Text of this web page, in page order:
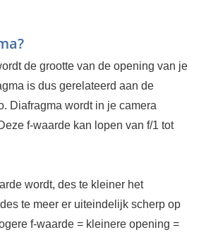
de grootte van de opening van je
is dus gerelateerd aan de
Diafragma wordt in je camera
f-waarde kan lopen van f/1 tot
wordt, des te kleiner het
te meer er uiteindelijk scherp op
f-waarde = kleinere opening =